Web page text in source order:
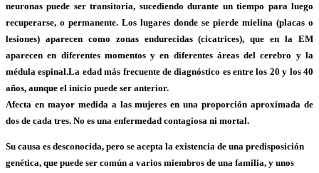
neuronas puede ser transitoria, sucediendo durante un tiempo para luego
recuperarse, o permanente. Los lugares donde se pierde mielina (placas o
lesiones) aparecen como zonas endurecidas (cicatrices), que en la EM
aparecen en diferentes momentos y en diferentes áreas del cerebro y la
médula espinal.La edad más frecuente de diagnóstico es entre los 20 y los 40
años, aunque el inicio puede ser anterior.
Afecta en mayor medida a las mujeres en una proporción aproximada de
dos de cada tres. No es una enfermedad contagiosa ni mortal.
Su causa es desconocida, pero se acepta la existencia de una predisposición
genética, que puede ser común a varios miembros de una familia, y unos